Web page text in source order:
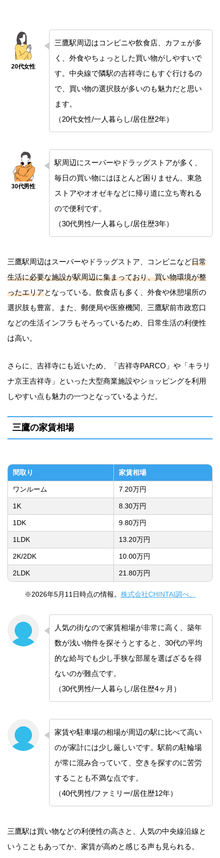
三鷹駅周辺はコンビニや飲食店、カフェが多
く、外食やちょっとした買い物がしやすいで
す。中央線で隣駅の吉祥寺にもすぐ行けるの
で、買い物の選択肢が多いのも魅力だと思い
ます。
（20代女性/一人暮らし/居住歴2年）
駅周辺にスーパーやドラッグストアが多く、
毎日の買い物にはほとんど困りません。東急
ストアやオオゼキなどに帰り道に立ち寄れる
ので便利です。
（30代男性/一人暮らし/居住歴3年）
三鷹駅周辺はスーパーやドラッグストア、コンビニなど日常
生活に必要な施設が駅周辺に集まっており、買い物環境が整
ったエリアとなっている。飲食店も多く、外食や休憩場所の
選択肢も豊富。また、郵便局や医療機関、三鷹駅前市政窓口
などの生活インフラもそろっているため、日常生活の利便性
は高い。
さらに、吉祥寺にも近いため、「吉祥寺PARCO」や「キラリ
ナ京王吉祥寺」といった大型商業施設やショッピングを利用
しやすい点も魅力の一つとなっているようだ。
三鷹の家賃相場
間取り 家賃相場
ワンルーム 7.20万円
1K 8.30万円
1DK 9.80万円
1LDK 13.20万円
2K/2DK 10.00万円
2LDK 21.80万円
※2026年5月11日時点の情報。 株式会社CHINTAI調べ。
人気の街なので家賃相場が非常に高く、築年
数が浅い物件を探そうとすると、30代の平均
的な給与でも少し手狭な部屋を選ばざるを得
ないのが難点です。
（30代男性/一人暮らし/居住歴4ヶ月）
家賃や駐車場の相場が周辺の駅に比べて高い
のが家計には少し厳しいです。駅前の駐輪場
が常に混み合っていて、空きを探すのに苦労
することも不満な点です。
（40代男性/ファミリー/居住歴12年）
三鷹駅は買い物などの利便性の高さと、人気の中央線沿線と
いうこともあってか、家賃が高めと感じる声も見られる。